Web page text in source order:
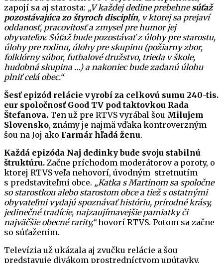
zapojí sa aj starosta: „V každej dedine prebehnesúťaž
pozostávajúca zo štyroch disciplín, v ktorej sa prejaví
oddanosť, pracovitosť a zmysel pre humor jej
obyvateľov. Súťaž bude pozostávať z úlohy pre starostu,
úlohy pre rodinu, úlohy pre skupinu (požiarny zbor,
folklórny súbor, futbalové družstvo, trieda v škole,
hudobná skupina …) a nakoniec bude zadanú úlohu
plniť celá obec.“
Šesť epizód relácie vyrobí za celkovú sumu 240-tis.
eur spoločnosť Good TV pod taktovkou Rada
Štefanova. Ten už pre RTVS vyrábal šou Milujem
Slovensko, známy je najmä vďaka kontroverzným
šou na Joj ako Farmár hľadá ženu.
Každá epizóda Naj dedinky bude svoju stabilnú
štruktúru. Začne príchodom moderátorov a poroty, o
ktorej RTVS veľa nehovorí, úvodným stretnutím
s predstaviteľmi obce. „Katka s Martinom sa spoločne
so starostkou alebo starostom obce a tiež s ostatnými
obyvateľmi vydajú spoznávať históriu, prírodné krásy,
jedinečné tradície, najzaujímavejšie pamiatky či
najväčšie obecné rarity,“hovorí RTVS. Potom sa začne
so súťažením.
Televízia už ukázala aj zvučku relácie a šou
predstavuje divákom prostredníctvom upútavky.